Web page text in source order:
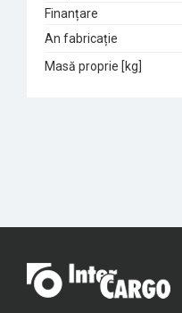
Finanțare
An fabricație
Masă proprie [kg]